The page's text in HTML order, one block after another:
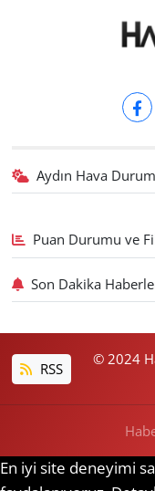
Aydın Hava
Puan Durumu ve
Son Dakika
RSS
© 2024
En iyi site deneyimi